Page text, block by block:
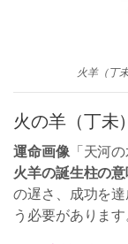
火羊（丁
火の羊（丁未
運命画像「天河の
火羊の誕生柱の
の遅さ、成功を
う必要があります